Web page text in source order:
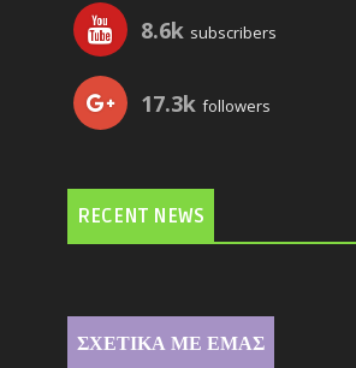
8.6k subscribers
17.3k followers
RECENT NEWS
ΣΧΕΤΙΚΑ ΜΕ ΕΜΑΣ